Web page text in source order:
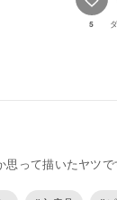
5
思って描いたヤツ